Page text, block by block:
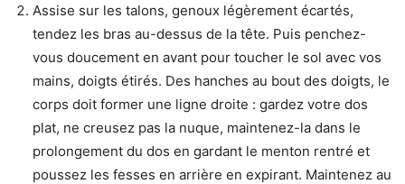
Assise sur les talons, genoux légèrement écartés,
tendez les bras au-dessus de la tête. Puis penchez-
vous doucement en avant pour toucher le sol avec vos
mains, doigts étirés. Des hanches au bout des doigts, le
corps doit former une ligne droite : gardez votre dos
plat, ne creusez pas la nuque, maintenez-la dans le
prolongement du dos en gardant le menton rentré et
poussez les fesses en arrière en expirant. Maintenez au